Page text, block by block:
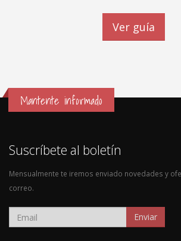
Ver guía
Mantente informado
Suscríbete al boletín
Mensualmente te iremos enviado novedades y
correo.
Enviar